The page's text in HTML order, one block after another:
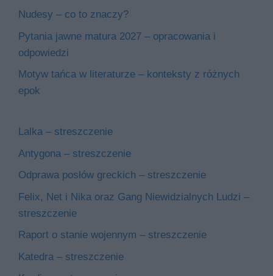
Nudesy – co to znaczy?
Pytania jawne matura 2027 – opracowania i
odpowiedzi
Motyw tańca w literaturze – konteksty z różnych
epok
Lalka – streszczenie
Antygona – streszczenie
Odprawa posłów greckich – streszczenie
Felix, Net i Nika oraz Gang Niewidzialnych Ludzi –
streszczenie
Raport o stanie wojennym – streszczenie
Katedra – streszczenie